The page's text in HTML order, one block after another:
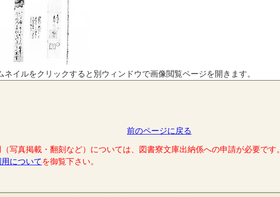
ネイルをクリックすると別ウィンドウで画像閲覧ページを開きます。
前のページに戻る
写真掲載・翻刻など）については、図書寮文庫出納係への申請が必要です。
についてを御覧下さい。